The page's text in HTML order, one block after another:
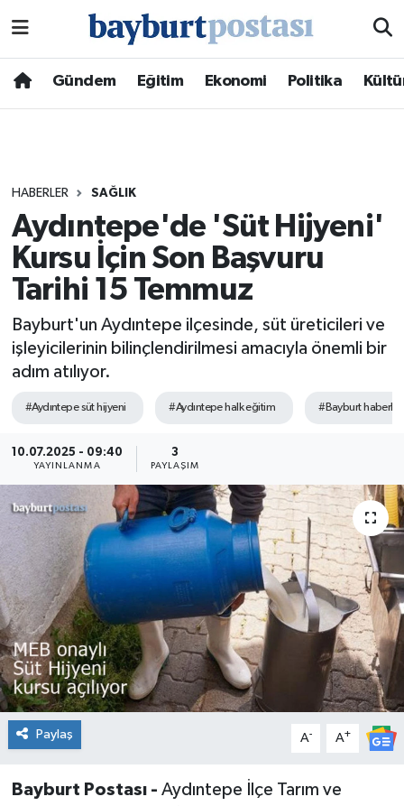
Gündem Eğitim Ekonomi Politika
HABERLER SAĞLIK
Aydıntepe'de 'Süt Hijyeni'
Kursu İçin Son Başvuru
Tarihi 15 Temmuz
Bayburt'un Aydıntepe ilçesinde, süt üreticileri ve
işleyicilerinin bilinçlendirilmesi amacıyla önemli bir
adım atılıyor.
#Aydıntepe süt hijyeni #Aydıntepe halk eğitim #Bayburt haberleri
10.07.2025 - 09:40
YAYINLANMA
3
PAYLAŞIM
Paylaş A- A+
Bayburt Postası - Aydıntepe İlçe Tarım ve
Hava Durumu
Süper Lig Puan Durumu ve Fikstür
Tüm Manşetler
Son Dakika Haberleri